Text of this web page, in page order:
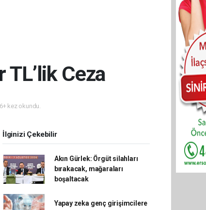
TL’lik Ceza
kez okundu.
İlginizi Çekebilir
Akın Gürlek: Örgüt silahları
bırakacak, mağaraları
boşaltacak
Yapay zeka genç girişimcilere